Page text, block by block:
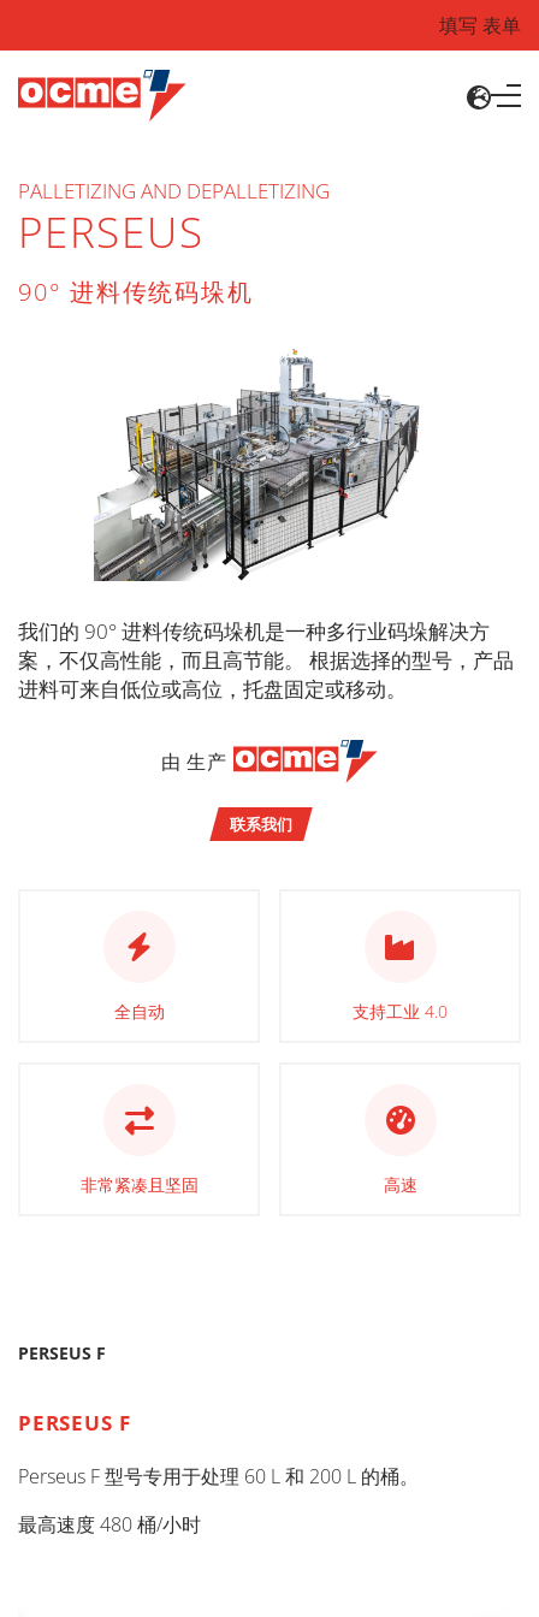
填写 表单
PALLETIZING AND DEPALLETIZING
PERSEUS
90° 进料传统码垛机
我们的 90° 进料传统码垛机是一种多行业码垛解决方
案，不仅高性能，而且高节能。 根据选择的型号，产品
进料可来自低位或高位，托盘固定或移动。
由 生产
联系我们
全自动 支持工业 4.0
非常紧凑且坚固 高速
PERSEUS F
PERSEUS F
Perseus F 型号专用于处理 60 L 和 200 L 的桶。
最高速度 480 桶/小时